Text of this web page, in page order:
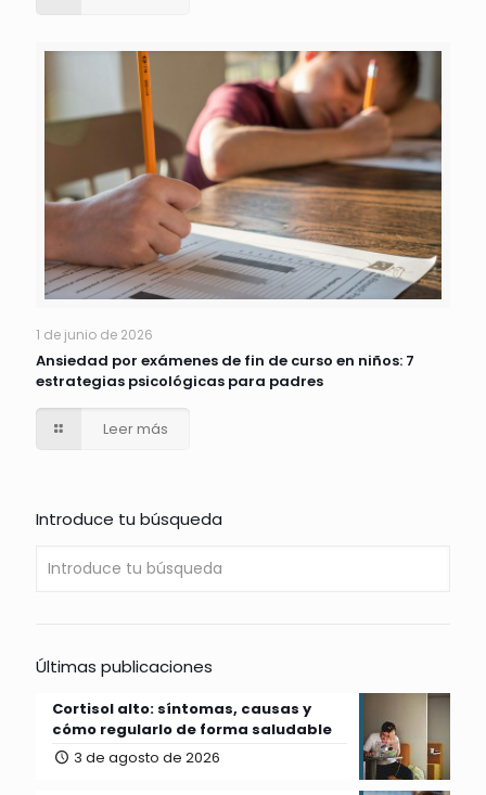
1 de junio de 2026
Ansiedad por exámenes de fin de curso en niños: 7
estrategias psicológicas para padres
Leer más
Introduce tu búsqueda
Últimas publicaciones
Cortisol alto: síntomas, causas y
cómo regularlo de forma saludable
3 de agosto de 2026